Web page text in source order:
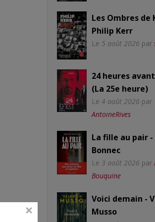
Les Ombres de
Philip Kerr
Le 5 août 2026 par
24 heures
(La 25e heure)
Le 4 août 2026 par
AntoineRives
La fille au pair -
Bonnec
Le 3 août 2026 par
Bouquine
Voici demain -
Musso